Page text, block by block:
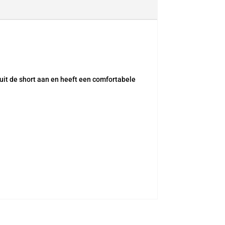
de short aan en heeft een comfortabele